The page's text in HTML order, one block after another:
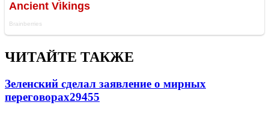
ЧИТАЙТЕ ТАКЖЕ
Зеленский сделал заявление о мирных
переговорах29455